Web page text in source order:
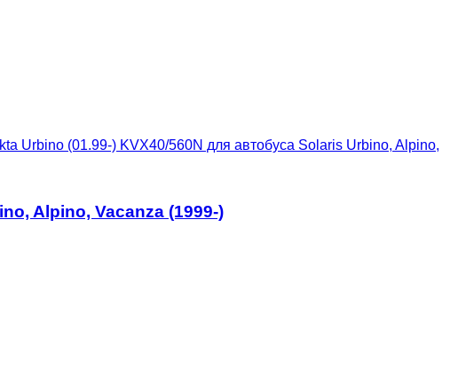
Urbino (01.99-) KVX40/560N для автобуса Solaris Urbino, Alpino,
Alpino, Vacanza (1999-)